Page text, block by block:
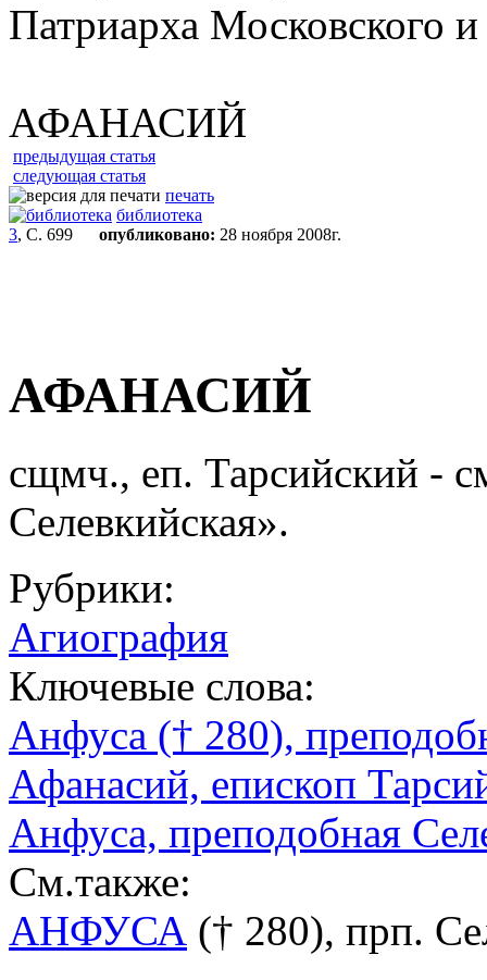
Патриарха Московского
АФАНАСИЙ
предыдущая статья
следующая статья
печать
библиотека
3, С. 699 опубликовано: 28 ноября 2008г.
АФАНАСИЙ
сщмч., еп. Тарсийский -
Селевкийская».
Рубрики:
Агиография
Ключевые слова:
Анфуса († 280),
Афанасий, епископ
Анфуса, преподобная
См.также:
АНФУСА († 280), прп.